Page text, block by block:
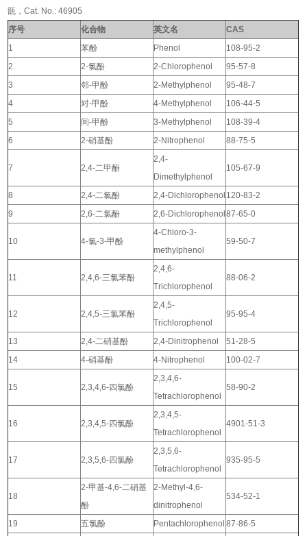
瓿，Cat. No.: 46905
序号
化合物 英文名
CAS
1
苯酚 Phenol
108-95-2
2
2-氯酚 2-Chlorophenol
95-57-8
3
邻-甲酚 2-Methylphenol
95-48-7
4
对-甲酚 4-Methylphenol
106-44-5
5
间-甲酚 3-Methylphenol
108-39-4
6
2-硝基酚 2-Nitrophenol 88-75-5
7 2,4-二甲酚
2,4-
Dimethylphenol
105-67-9
8 2,4-二氯酚 2,4-Dichlorophenol 120-83-2
9
2,6-二氯酚 2,6-Dichlorophenol 87-65-0
10 4-氯-3-甲酚
4-Chloro-3-
methylphenol
59-50-7
11 2,4,6-三氯苯酚
2,4,6-
Trichlorophenol
88-06-2
12 2,4,5-三氯苯酚
2,4,5-
Trichlorophenol
95-95-4
13 2,4-二硝基酚 2,4-Dinitrophenol
51-28-5
14
4-硝基酚 4-Nitrophenol 100-02-7
15 2,3,4,6-四氯酚
2,3,4,6-
Tetrachlorophenol
58-90-2
16 2,3,4,5-四氯酚
2,3,4,5-
Tetrachlorophenol
4901-51-3
17 2,3,5,6-四氯酚
2,3,5,6-
Tetrachlorophenol
935-95-5
18
2-甲基-4,6-二硝基
酚
2-Methyl-4,6-
dinitrophenol
534-52-1
19 五氯酚 Pentachlorophenol 87-86-5